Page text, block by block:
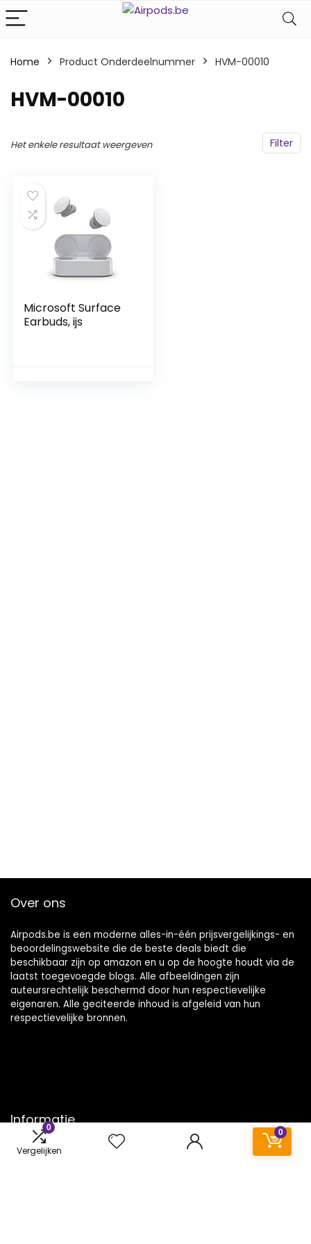
0
Vergelijken
0
Home Product Onderdeelnummer ‎HVM-00010
‎HVM-00010
Filter
Het enkele resultaat weergeven
Microsoft Surface
Earbuds, ijs
Over ons
Airpods.be is een moderne alles-in-één prijsvergelijkings- en
beoordelingswebsite die de beste deals biedt die
beschikbaar zijn op amazon en u op de hoogte houdt via de
laatst toegevoegde blogs. Alle afbeeldingen zijn
auteursrechtelijk beschermd door hun respectievelijke
eigenaren. Alle geciteerde inhoud is afgeleid van hun
respectievelijke bronnen.
Informatie
Contact